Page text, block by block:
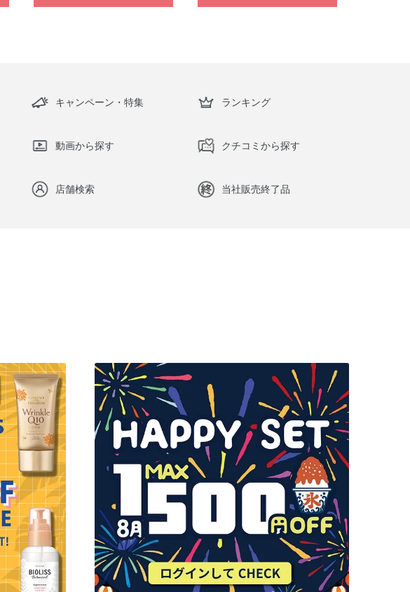
キャンペーン・特集 ランキング
動画から探す クチコミから探す
店舗検索 当社販売終了品